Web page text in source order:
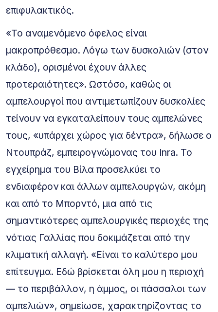
επιφυλακτικός.
«Το αναμενόμενο όφελος είναι
μακροπρόθεσμο. Λόγω των δυσκολιών (στον
κλάδο), ορισμένοι έχουν άλλες
προτεραιότητες». Ωστόσο, καθώς οι
αμπελουργοί που αντιμετωπίζουν δυσκολίες
τείνουν να εγκαταλείπουν τους αμπελώνες
τους, «υπάρχει χώρος για δέντρα», δήλωσε ο
Ντουπράζ, εμπειρογνώμονας του Inra. Το
εγχείρημα του Βίλα προσελκύει το
ενδιαφέρον και άλλων αμπελουργών, ακόμη
και από το Μπορντό, μια από τις
σημαντικότερες αμπελουργικές περιοχές της
νότιας Γαλλίας που δοκιμάζεται από την
κλιματική αλλαγή. «Είναι το καλύτερο μου
επίτευγμα. Εδώ βρίσκεται όλη μου η περιοχή
— το περιβάλλον, η άμμος, οι πάσσαλοι των
αμπελιών», σημείωσε, χαρακτηρίζοντας το